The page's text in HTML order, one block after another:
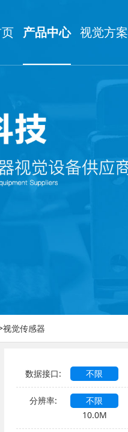
产品中心 视觉方案
视觉传感器
数据接口: 不限
分辨率: 不限
10.0M